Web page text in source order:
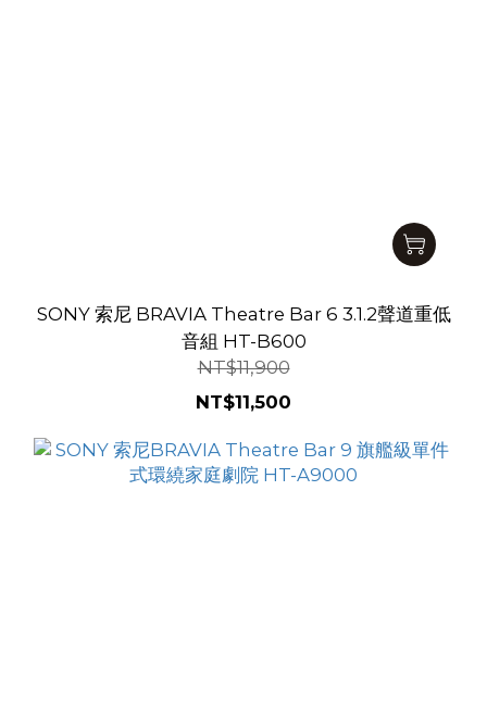
SONY 索尼 BRAVIA Theatre Bar 6 3.1.2聲道重低
音組 HT-B600
NT$11,900
NT$11,500